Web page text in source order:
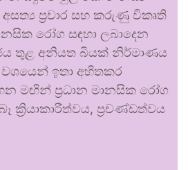
ප්‍රචාර සහ කරුණු විකෘති
රෝග සඳහා ලබාදෙන
තුළ අනියත බියක් නිර්මාණය
ඉතා අහිතකර
මඟින් ප්‍රධාන මානසික රෝග
ක්‍රියාකාරීත්වය, ප්‍රචණ්ඩත්වය